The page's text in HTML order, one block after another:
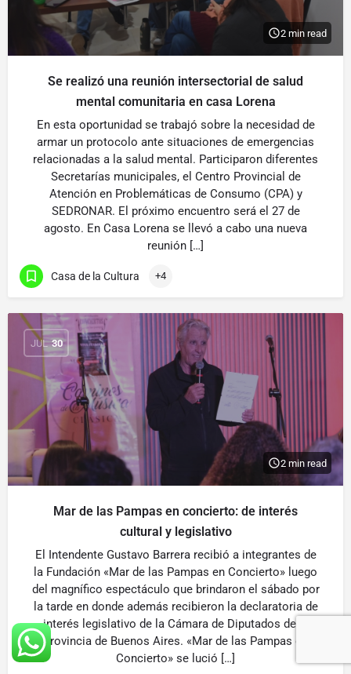
2 min read
Se realizó una reunión intersectorial de salud
mental comunitaria en casa Lorena
En esta oportunidad se trabajó sobre la necesidad de
armar un protocolo ante situaciones de emergencias
relacionadas a la salud mental. Participaron diferentes
Secretarías municipales, el Centro Provincial de
Atención en Problemáticas de Consumo (CPA) y
SEDRONAR. El próximo encuentro será el 27 de
agosto. En Casa Lorena se llevó a cabo una nueva
reunión […]
Casa de la Cultura +4
JUL 30
2 min read
Mar de las Pampas en concierto: de interés
cultural y legislativo
El Intendente Gustavo Barrera recibió a integrantes de
la Fundación «Mar de las Pampas en Concierto» luego
del magnífico espectáculo que brindaron el sábado por
la tarde en donde además recibieron la declaratoria de
interés legislativo de la Cámara de Diputados de la
Provincia de Buenos Aires. «Mar de las Pampas en
Concierto» se lució […]